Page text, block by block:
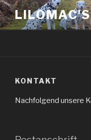
Zum
Inhalt
springen
KONTAKT
Nachfolgend unsere